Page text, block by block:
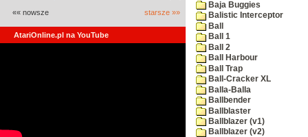
«« nowsze starsze »»
AtariOnline.pl na YouTube
Baja Buggies
Balistic Interceptor
Ball
Ball 1
Ball 2
Ball Harbour
Ball Trap
Ball-Cracker XL
Balla-Balla
Ballbender
Ballblaster
Ballblazer (v1)
Ballblazer (v2)